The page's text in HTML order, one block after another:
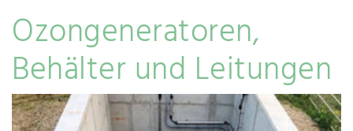
Ozongeneratoren,
Behälter und Leitungen